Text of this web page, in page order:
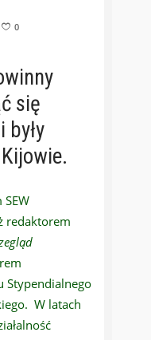
0
się
redaktorem
Stypendialnego
W latach